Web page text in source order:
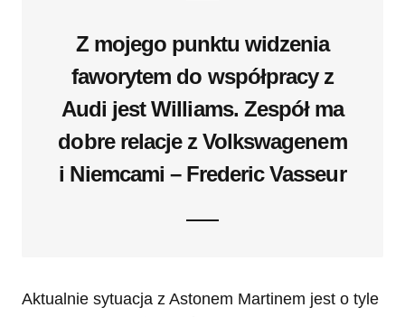
Z mojego punktu widzenia
faworytem do współpracy z
Audi jest Williams. Zespół ma
dobre relacje z Volkswagenem
i Niemcami – Frederic Vasseur
Aktualnie sytuacja z Astonem Martinem jest o tyle